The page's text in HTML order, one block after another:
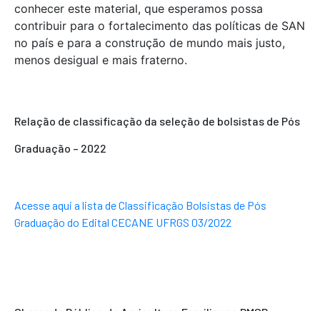
conhecer este material, que esperamos possa
contribuir para o fortalecimento das políticas de SAN
no país e para a construção de mundo mais justo,
menos desigual e mais fraterno.
Relação de classificação da seleção de bolsistas de Pós
Graduação – 2022
Acesse aqui a lista deClassificação Bolsistas de Pós
Graduação do Edital CECANE UFRGS 03/2022